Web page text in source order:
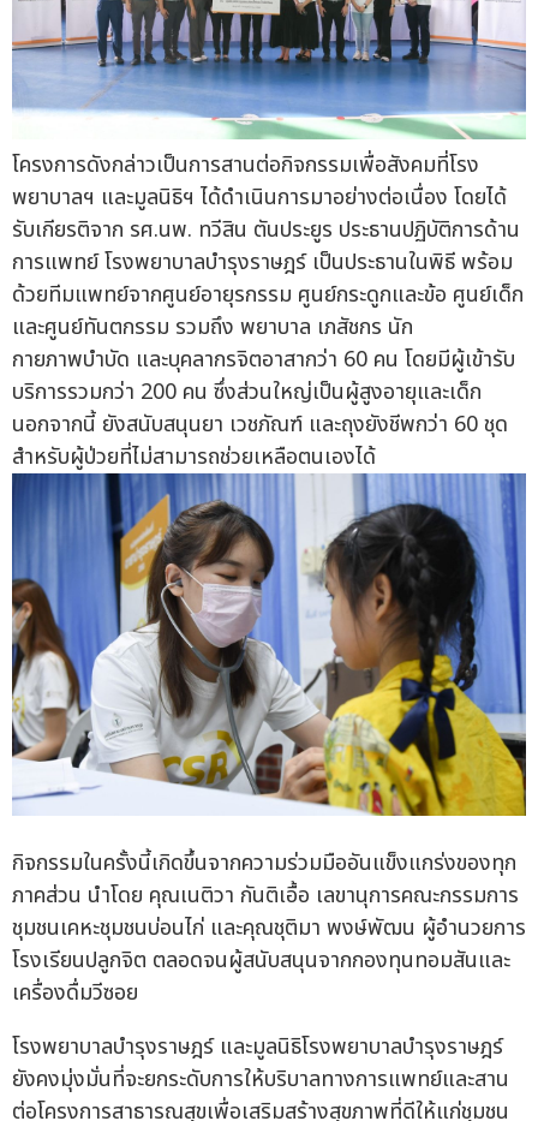
โครงการดังกล่าวเป็นการสานต่อกิจกรรมเพื่อสังคมที่โรง
พยาบาลฯ และมูลนิธิฯ ได้ดำเนินการมาอย่างต่อเนื่อง โดยได้
รับเกียรติจาก รศ.นพ. ทวีสิน ตันประยูร ประธานปฏิบัติการด้าน
การแพทย์ โรงพยาบาลบำรุงราษฎร์ เป็นประธานในพิธี พร้อม
ด้วยทีมแพทย์จากศูนย์อายุรกรรม ศูนย์กระดูกและข้อ ศูนย์เด็ก
และศูนย์ทันตกรรม รวมถึง พยาบาล เภสัชกร นัก
กายภาพบำบัด และบุคลากรจิตอาสากว่า 60 คน โดยมีผู้เข้ารับ
บริการรวมกว่า 200 คน ซึ่งส่วนใหญ่เป็นผู้สูงอายุและเด็ก
นอกจากนี้ ยังสนับสนุนยา เวชภัณฑ์ และถุงยังชีพกว่า 60 ชุด
สำหรับผู้ป่วยที่ไม่สามารถช่วยเหลือตนเองได้
กิจกรรมในครั้งนี้เกิดขึ้นจากความร่วมมืออันแข็งแกร่งของทุก
ภาคส่วน นำโดย คุณเนติวา กันติเอื้อ เลขานุการคณะกรรมการ
ชุมชนเคหะชุมชนบ่อนไก่ และคุณชุติมา พงษ์พัฒน ผู้อำนวยการ
โรงเรียนปลูกจิต ตลอดจนผู้สนับสนุนจากกองทุนทอมสันและ
เครื่องดื่มวีซอย
โรงพยาบาลบำรุงราษฎร์ และมูลนิธิโรงพยาบาลบำรุงราษฎร์
ยังคงมุ่งมั่นที่จะยกระดับการให้บริบาลทางการแพทย์และสาน
ต่อโครงการสาธารณสุขเพื่อเสริมสร้างสุขภาพที่ดีให้แก่ชุมชน